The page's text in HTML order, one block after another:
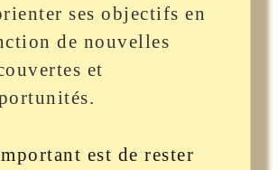
ses objectifs en
de nouvelles
et
est de rester